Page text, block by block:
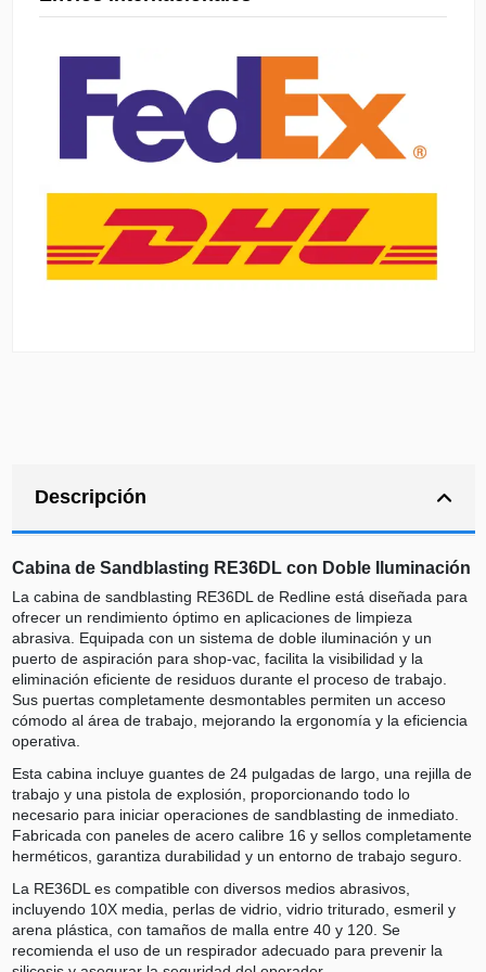
Descripción
Cabina de Sandblasting RE36DL con Doble Iluminación
La cabina de sandblasting RE36DL de Redline está diseñada para
ofrecer un rendimiento óptimo en aplicaciones de limpieza
abrasiva. Equipada con un sistema de doble iluminación y un
puerto de aspiración para shop-vac, facilita la visibilidad y la
eliminación eficiente de residuos durante el proceso de trabajo.
Sus puertas completamente desmontables permiten un acceso
cómodo al área de trabajo, mejorando la ergonomía y la eficiencia
operativa.
Esta cabina incluye guantes de 24 pulgadas de largo, una rejilla de
trabajo y una pistola de explosión, proporcionando todo lo
necesario para iniciar operaciones de sandblasting de inmediato.
Fabricada con paneles de acero calibre 16 y sellos completamente
herméticos, garantiza durabilidad y un entorno de trabajo seguro.
La RE36DL es compatible con diversos medios abrasivos,
incluyendo 10X media, perlas de vidrio, vidrio triturado, esmeril y
arena plástica, con tamaños de malla entre 40 y 120. Se
recomienda el uso de un respirador adecuado para prevenir la